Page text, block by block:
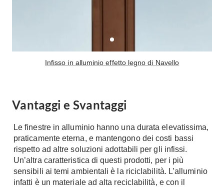
Infisso in alluminio effetto legno di Navello
Vantaggi e Svantaggi
Le finestre in alluminio hanno una durata elevatissima,
praticamente eterna, e mantengono dei costi bassi
rispetto ad altre soluzioni adottabili per gli infissi.
Un’altra caratteristica di questi prodotti, per i più
sensibili ai temi ambientali è la riciclabilità. L’alluminio
infatti è un materiale ad alta reciclabilità, e con il